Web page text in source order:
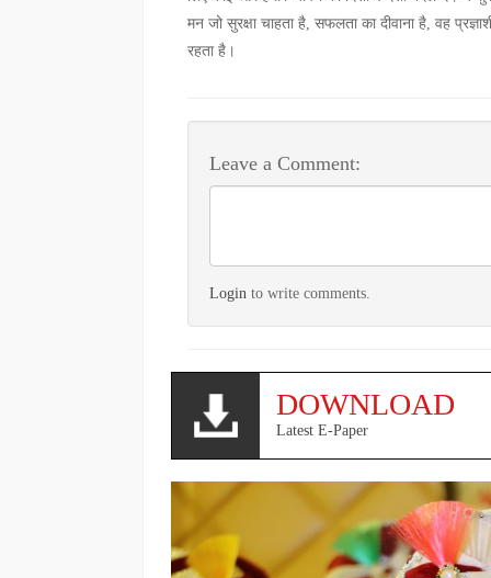
मन जो सुरक्षा चाहता है, सफलता का दीवाना है, वह
रहता है।
Leave a Comment:
Login to write comments.
DOWNLOAD
Latest E-Paper